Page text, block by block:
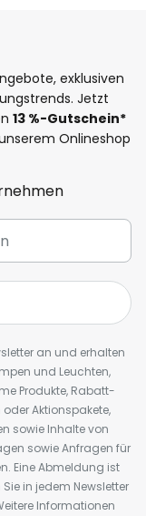
exklusiven
Jetzt
13 %-Gutschein*
Onlineshop
an und erhalten
und Leuchten,
Produkte, Rabatt-
Aktionspakete,
sowie Inhalte von
sowie Anfragen für
Eine Abmeldung ist
in jedem Newsletter
Informationen